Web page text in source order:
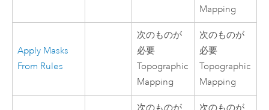
Mapping
Apply Masks
From Rules
次のものが
必要
Topographic
Mapping
次のものが
必要
Topographic
Mapping
次のものが
次のものが